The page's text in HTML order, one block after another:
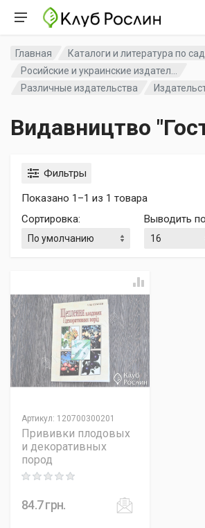
Главная
Каталоги и литература по
Росийские и украинские издател...
Различные издательства
Видавництво
Фильтры
Показано 1–1 из 1 товара
Сортировка: Выводить по
Артикул: 120700300201
Прививки плодовых
и декоративных
пород
Rating: 0 out of 5
84.7грн.